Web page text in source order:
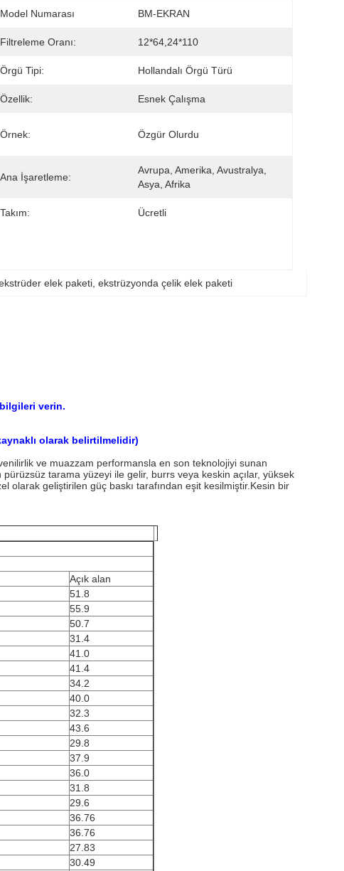
Model Numarası BM-EKRAN
Filtreleme Oranı: 12*64,24*110
Örgü Tipi: Hollandalı Örgü Türü
Özellik: Esnek Çalışma
Örnek: Özgür Olurdu
Ana İşaretleme:
Avrupa, Amerika, Avustralya,
Asya, Afrika
Takım: Ücretli
elek paketi , ekstrüzyonda çelik elek paketi
verin.
olarak belirtilmelidir)
ve muazzam performansla en son teknolojiyi sunan
tarama yüzeyi ile gelir, burrs veya keskin açılar, yüksek
olarak geliştirilen güç baskı tarafından eşit kesilmiştir.Kesin bir
Açık alan
51.8
55.9
50.7
31.4
41.0
41.4
34.2
40.0
32.3
43.6
29.8
37.9
36.0
31.8
29.6
36.76
36.76
27.83
30.49